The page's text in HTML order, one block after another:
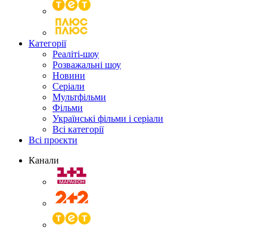
Категорії
Реаліті-шоу
Розважальні шоу
Новини
Серіали
Мультфільми
Фільми
Українські фільми і серіали
Всі категорії
Всі проєкти
Канали